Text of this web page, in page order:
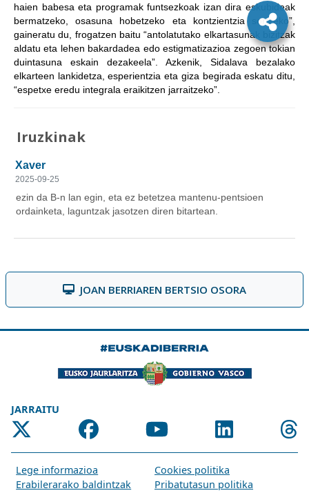
haien babesa eta programak funtsezkoak izan dira eskubideak
bermatzeko, osasuna hobetzeko eta kontzientzia sortzeko”,
gaineratu du, frogatzen baitu “antolatutako elkartasunak bizitzak
aldatu eta lehen bakardadea edo estigmatizazioa zegoen tokian
duintasuna eskain dezakeela”. Azkenik, Sidalava bezalako
elkarteen lankidetza, esperientzia eta giza begirada eskatu ditu,
“espetxe eredu integrala eraikitzen jarraitzeko”.
Iruzkinak
JOAN BERRIAREN BERTSIO OSORA
JARRAITU
Lege informazioa
Cookies politika
Erabilerarako baldintzak
Pribatutasun politika